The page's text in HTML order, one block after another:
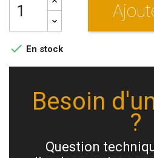
 En stock
Besoin
?
Question